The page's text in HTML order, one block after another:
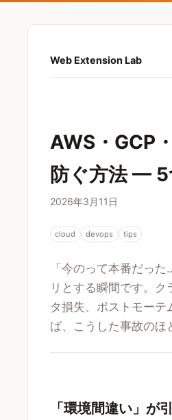
Web Extension Lab
AWS・GCP
防ぐ方法 —
2026年3月11日
cloud devops tips
「今のって本番だっ
リとする瞬間です。
タ損失、ポストモー
ば、こうした事故のほ
「環境間違い」が